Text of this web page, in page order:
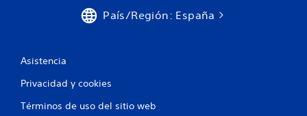
País/Región: España
Asistencia
Privacidad y cookies
Términos de uso del sitio web